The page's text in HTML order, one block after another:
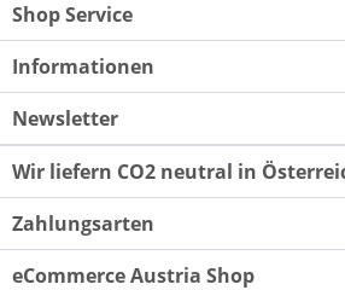
Shop Service
Informationen
Newsletter
Wir liefern CO2 neutral in
Zahlungsarten
eCommerce Austria Shop